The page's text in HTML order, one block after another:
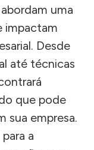
uma
impactam
Desde
até técnicas
que pode
sua empresa.
a